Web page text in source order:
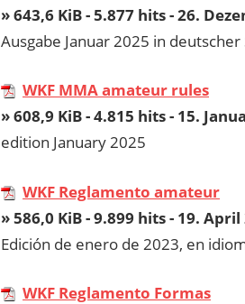
» 643,6 KiB - 5.877 hits - 26.
Ausgabe Januar 2025 in deutscher
WKF MMA amateur rules
» 608,9 KiB - 4.815 hits - 15.
edition January 2025
WKF Reglamento amateur
» 586,0 KiB - 9.899 hits - 19. April
Edición de enero de 2023, en
WKF Reglamento Formas